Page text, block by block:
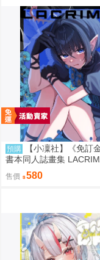
預購
【小凜社】《免訂
書本同人誌畫集
ve 一伊那爾栖
售價 580